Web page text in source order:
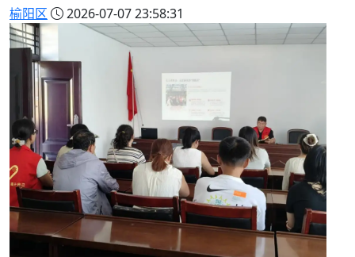
榆阳区 2026-07-07 23:58:31